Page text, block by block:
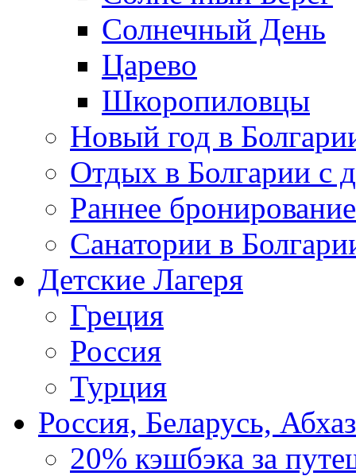
Солнечный День
Царево
Шкоропиловцы
Новый год в
Отдых в Болгарии с
Раннее
Санатории в
Детские Лагеря
Греция
Россия
Турция
Россия, Беларусь,
20% кэшбэка за